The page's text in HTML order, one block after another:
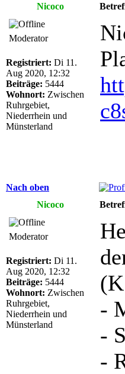
Nicoco
Moderator
Registriert: Di 11.
Aug 2020, 12:32
Beiträge: 5444
Wohnort: Zwischen
Ruhrgebiet,
Niederrhein und
Münsterland
Nach oben
Nicoco
Moderator
Registriert: Di 11.
Aug 2020, 12:32
Beiträge: 5444
Wohnort: Zwischen
Ruhrgebiet,
Niederrhein und
Münsterland
-
-
-